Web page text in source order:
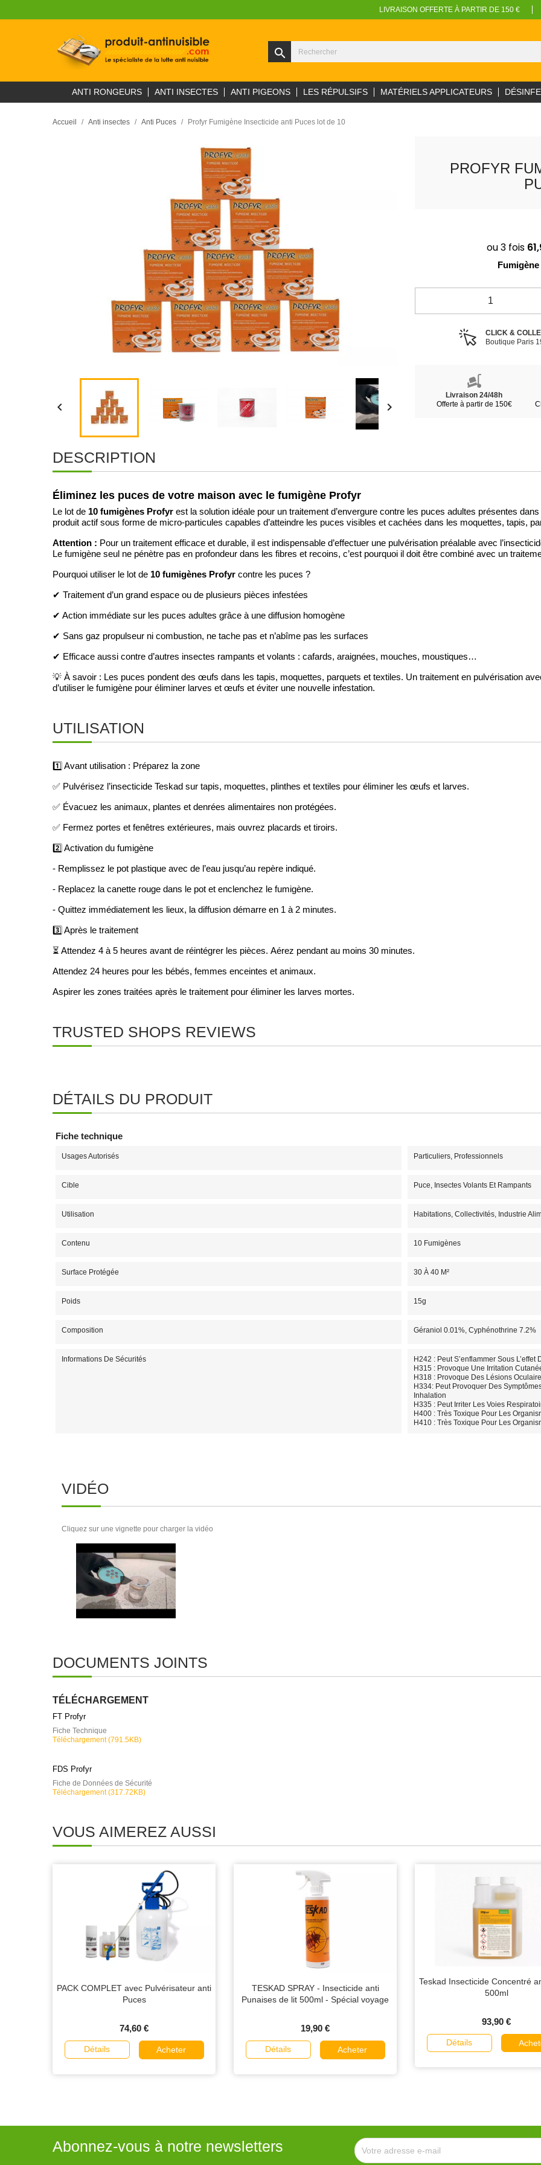
LIVRAISON OFFERTE À PARTIR DE 150 €
search
ANTI RONGEURS ANTI INSECTES ANTI PIGEONS LES RÉPULSIFS MATÉRIELS APPLICATEURS
Accueil Anti insectes Anti Puces Profyr Fumigène Insecticide anti Puces lot de 10
 
PROFYR
CLICK &
Boutique Paris
Livraison 24/48h
Offerte à partir de 150€
DESCRIPTION
Éliminez les puces de votre maison avec le fumigène Profyr
Le lot de 10 fumigènes Profyr est la solution idéale pour un traitement d’envergure contre les puces adultes présentes
produit actif sous forme de micro-particules capables d’atteindre les puces visibles et cachées dans les moquettes, tapis,
Attention : Pour un traitement efficace et durable, il est indispensable d’effectuer une pulvérisation préalable avec
Le fumigène seul ne pénètre pas en profondeur dans les fibres et recoins, c’est pourquoi il doit être combiné avec un
Pourquoi utiliser le lot de 10 fumigènes Profyr contre les puces ?
✔ Traitement d’un grand espace ou de plusieurs pièces infestées
✔ Action immédiate sur les puces adultes grâce à une diffusion homogène
✔ Sans gaz propulseur ni combustion, ne tache pas et n’abîme pas les surfaces
✔ Efficace aussi contre d’autres insectes rampants et volants : cafards, araignées, mouches, moustiques…
💡 À savoir : Les puces pondent des œufs dans les tapis, moquettes, parquets et textiles. Un traitement en pulvérisation
d’utiliser le fumigène pour éliminer larves et œufs et éviter une nouvelle infestation.
UTILISATION
1️⃣ Avant utilisation : Préparez la zone
✅ Pulvérisez l’insecticide Teskad sur tapis, moquettes, plinthes et textiles pour éliminer les œufs et larves.
✅ Évacuez les animaux, plantes et denrées alimentaires non protégées.
✅ Fermez portes et fenêtres extérieures, mais ouvrez placards et tiroirs.
2️⃣ Activation du fumigène
- Remplissez le pot plastique avec de l’eau jusqu’au repère indiqué.
- Replacez la canette rouge dans le pot et enclenchez le fumigène.
- Quittez immédiatement les lieux, la diffusion démarre en 1 à 2 minutes.
3️⃣ Après le traitement
⏳ Attendez 4 à 5 heures avant de réintégrer les pièces. Aérez pendant au moins 30 minutes.
Attendez 24 heures pour les bébés, femmes enceintes et animaux.
Aspirer les zones traitées après le traitement pour éliminer les larves mortes.
TRUSTED SHOPS REVIEWS
DÉTAILS DU PRODUIT
Fiche technique
Usages Autorisés Particuliers, Professionnels
Cible Puce, Insectes Volants Et Rampants
Utilisation Habitations, Collectivités, Industrie
Contenu 10 Fumigènes
Surface Protégée 30 À 40 M²
Poids 15g
Composition Géraniol 0.01%, Cyphénothrine 7.2%
Informations De Sécurités
H242 : Peut S’enflammer Sous L’effet
H315 : Provoque Une Irritation
H318 : Provoque Des Lésions
H334: Peut Provoquer Des
Inhalation
H335 : Peut Irriter Les Voies
H400 : Très Toxique Pour Les
H410 : Très Toxique Pour Les
VIDÉO
Cliquez sur une vignette pour charger la vidéo
DOCUMENTS JOINTS
TÉLÉCHARGEMENT
FT Profyr
Fiche Technique
Téléchargement (791.5KB)
FDS Profyr
Fiche de Données de Sécurité
Téléchargement (317.72KB)
VOUS AIMEREZ AUSSI
PACK COMPLET avec Pulvérisateur anti
Puces
74,60 €
Détails Acheter
TESKAD SPRAY - Insecticide anti
Punaises de lit 500ml - Spécial voyage
19,90 €
Détails Acheter
Teskad Insecticide Concentré
500ml
93,90 €
Détails
Abonnez-vous à notre newsletters